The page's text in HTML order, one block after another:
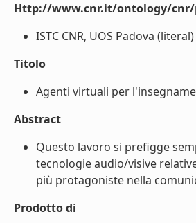
Http://www.cnr.it/ontology/
ISTC CNR, UOS Padova (literal)
Titolo
Agenti virtuali per
Abstract
Questo lavoro si prefigge
tecnologie audio/visive
più protagoniste nella
Prodotto di